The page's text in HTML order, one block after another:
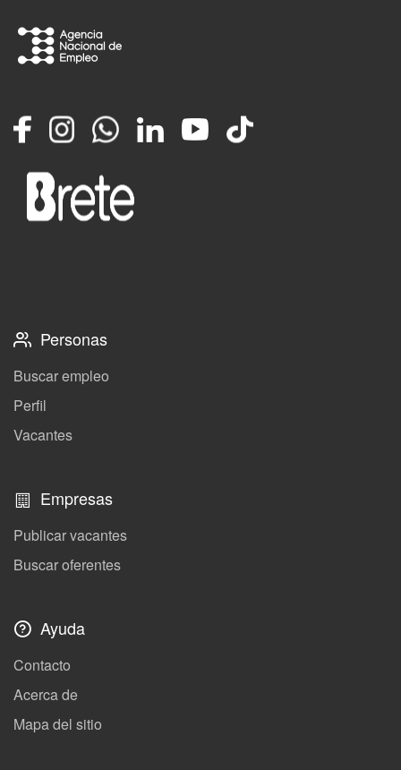
FacebookInstagramWhatsappLinkedInYouTube
TikTok
Personas
Buscar empleo
Perfil
Vacantes
Empresas
Publicar vacantes
Buscar oferentes
Ayuda
Contacto
Acerca de
Mapa del sitio